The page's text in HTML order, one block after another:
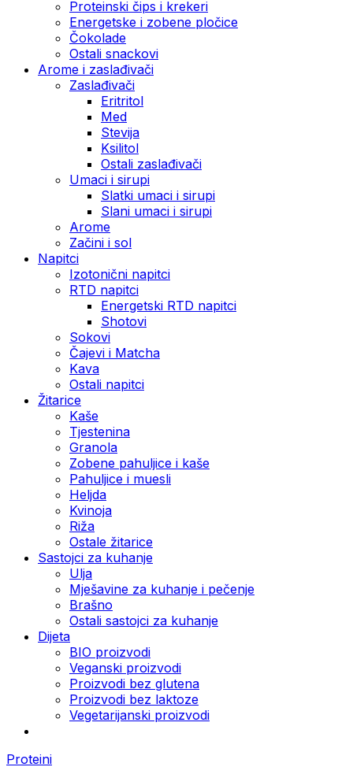
Proteinski čips i krekeri
Energetske i zobene pločice
Čokolade
Ostali snackovi
Arome i zaslađivači
Zaslađivači
Eritritol
Med
Stevija
Ksilitol
Ostali zaslađivači
Umaci i sirupi
Slatki umaci i sirupi
Slani umaci i sirupi
Arome
Začini i sol
Napitci
Izotonični napitci
RTD napitci
Energetski RTD napitci
Shotovi
Sokovi
Čajevi i Matcha
Kava
Ostali napitci
Žitarice
Kaše
Tjestenina
Granola
Zobene pahuljice i kaše
Pahuljice i muesli
Heljda
Kvinoja
Riža
Ostale žitarice
Sastojci za kuhanje
Ulja
Mješavine za kuhanje i pečenje
Brašno
Ostali sastojci za kuhanje
Dijeta
BIO proizvodi
Veganski proizvodi
Proizvodi bez glutena
Proizvodi bez laktoze
Vegetarijanski proizvodi
Proteini